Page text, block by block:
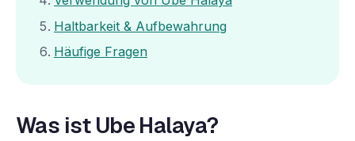
Haltbarkeit & Aufbewahrung
Häufige Fragen
Was ist Ube Halaya?